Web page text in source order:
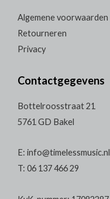
Algemene voorwaarden
Retourneren
Privacy
Contactgegevens
Bottelroosstraat 21
5761 GD Bakel
E: info@timelessmusic.nl
T: 06 137 466 29